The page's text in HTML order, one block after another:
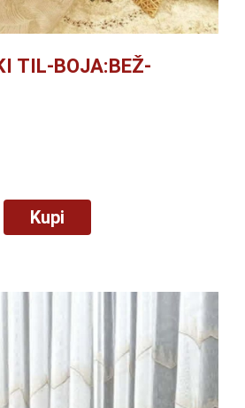
TIL-BOJA:BEŽ-
Kupi